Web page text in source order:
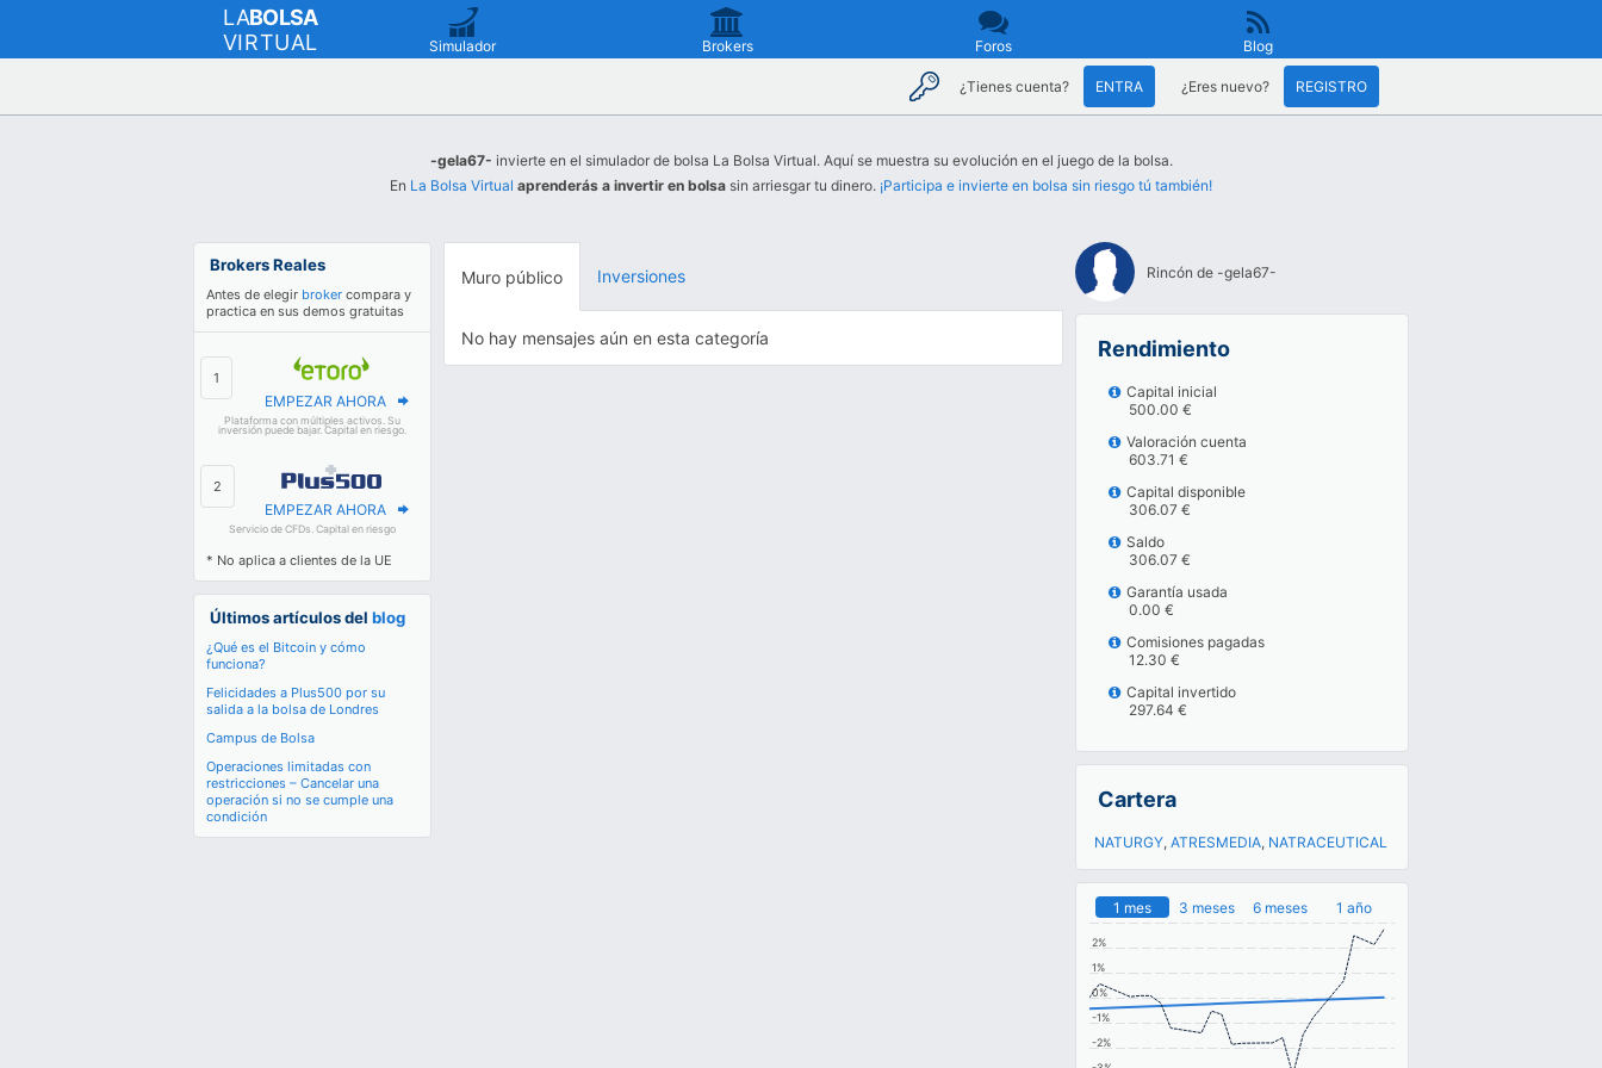
LABOLSA
VIRTUAL
Simulador Brokers Foros Blog
¿Tienes cuenta? ENTRA ¿Eres nuevo? REGISTRO
-gela67- invierte en el simulador de bolsa La Bolsa Virtual. Aquí se muestra su evolución en el juego de la bolsa.
En La Bolsa Virtual aprenderás a invertir en bolsa sin arriesgar tu dinero. ¡Participa e invierte en bolsa sin riesgo tú también!
Brokers Reales
Antes de elegir broker compara y
practica en sus demos gratuitas
EMPEZAR AHORA
Plataforma con múltiples activos. Su
inversión puede bajar. Capital en riesgo.
EMPEZAR AHORA
Servicio de CFDs. Capital en riesgo
* No aplica a clientes de la UE
Últimos artículos delblog
¿Qué es el Bitcoin y cómo
funciona?
Felicidades a Plus500 por su
salida a la bolsa de Londres
Campus de Bolsa
Operaciones limitadas con
restricciones – Cancelar una
operación si no se cumple una
condición
Muro público Inversiones
No hay mensajes aún en esta categoría
Rincón de -gela67-
Rendimiento
Capital inicial
500.00 €
Valoración cuenta
603.71 €
Capital disponible
306.07 €
Saldo
306.07 €
Garantía usada
0.00 €
Comisiones pagadas
12.30 €
Capital invertido
297.64 €
Cartera
NATURGY, ATRESMEDIA, NATRACEUTICAL
-2%
-1%
0%
1%
2%
1 mes 3 meses 6 meses 1 año